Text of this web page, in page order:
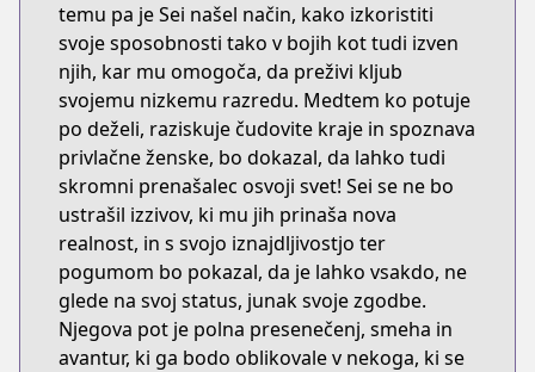
temu pa je Sei našel način, kako izkoristiti
svoje sposobnosti tako v bojih kot tudi izven
njih, kar mu omogoča, da preživi kljub
svojemu nizkemu razredu. Medtem ko potuje
po deželi, raziskuje čudovite kraje in spoznava
privlačne ženske, bo dokazal, da lahko tudi
skromni prenašalec osvoji svet! Sei se ne bo
ustrašil izzivov, ki mu jih prinaša nova
realnost, in s svojo iznajdljivostjo ter
pogumom bo pokazal, da je lahko vsakdo, ne
glede na svoj status, junak svoje zgodbe.
Njegova pot je polna presenečenj, smeha in
avantur, ki ga bodo oblikovale v nekoga, ki se